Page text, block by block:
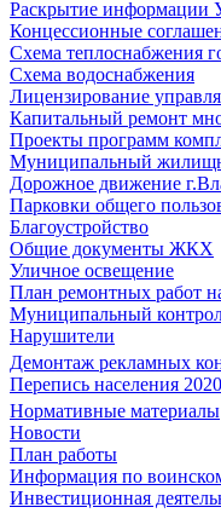
Раскрытие
Концессионные
Схема теплоснабжения
Схема водоснабжения
Лицензирование
Капитальный ремонт
Проекты программ
Муниципальный
Дорожное движение
Парковки общего
Благоустройство
Общие документы ЖКХ
Уличное освещение
План ремонтных работ
Муниципальный
Нарушители
Демонтаж рекламных
Перепись населения 2020
Нормативные материалы
Новости
План работы
Информация по
Инвестиционная